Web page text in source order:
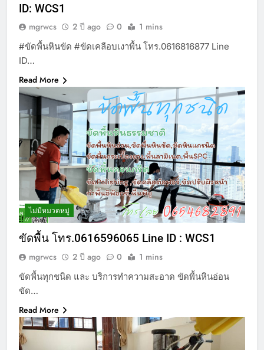
ID: WCS1
mgrwcs 2 ปี ago 0 1 mins
#ขัดพื้นหินขัด #ขัดเคลือบเงาพื้น โทร.0616816877 Line
ID…
Read More
ไม่มีหมวดหมู่
ขัดพื้น โทร.0616596065 Line ID : WCS1
mgrwcs 2 ปี ago 0 1 mins
ขัดพื้นทุกชนิด และ บริการทำความสะอาด ขัดพื้นหินอ่อน
ขัด…
Read More